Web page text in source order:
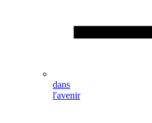
dans
l'avenir